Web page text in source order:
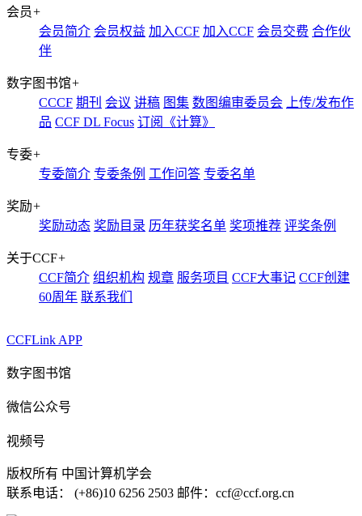
会员+
会员简介 会员权益 加入CCF 加入CCF 会员交费 合作伙
伴
数字图书馆+
CCCF 期刊 会议 讲稿 图集 数图编审委员会
上传/发布作
品 CCF DL Focus 订阅《计算》
专委+
专委简介 专委条例 工作问答 专委名单
奖励+
奖励动态 奖励目录 历年获奖名单 奖项推荐 评奖条例
关于CCF+
CCF简介 组织机构 规章 服务项目 CCF大事记 CCF创建
60周年 联系我们
CCFLink APP
数字图书馆
微信公众号
视频号
版权所有 中国计算机学会
联系电话： (+86)10 6256 2503 邮件：ccf@ccf.org.cn